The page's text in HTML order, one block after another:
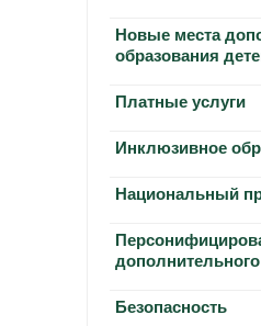
Новые места
образования
Платные услуги
Инклюзивное
Национальный
Безопасность